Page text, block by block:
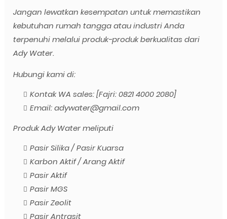
Jangan lewatkan kesempatan untuk memastikan
kebutuhan rumah tangga atau industri Anda
terpenuhi melalui produk-produk berkualitas dari
Ady Water.
Hubungi kami di:
Kontak WA sales: [Fajri: 0821 4000 2080]
Email: adywater@gmail.com
Produk Ady Water meliputi
Pasir Silika / Pasir Kuarsa
Karbon Aktif / Arang Aktif
Pasir Aktif
Pasir MGS
Pasir Zeolit
Pasir Antrasit